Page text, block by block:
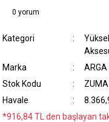
0 yorum
Kategori
Marka
ARGA
Stok Kodu
Havale
*916,84 TL den başlayan